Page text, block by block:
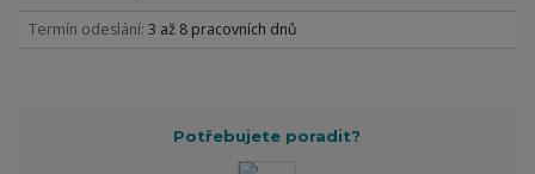
Termín odeslání 3 až 8 pracovních dnů
Potřebujete poradit?